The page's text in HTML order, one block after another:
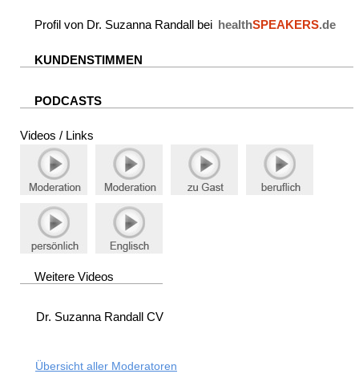
Profil von Dr. Suzanna Randall bei healthSPEAKERS.de
KUNDENSTIMMEN
PODCASTS
Videos / Links
Weitere Videos
Dr. Suzanna Randall CV
Übersicht aller Moderatoren